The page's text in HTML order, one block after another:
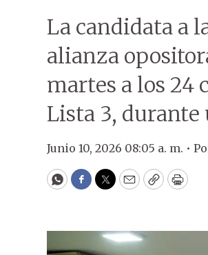
La candidata a
alianza
martes a los 24
Lista 3, durante
Junio 10, 2026 08:05 a. m. •
WhatsApp
Facebook
Twitter
EmailCopyPrint